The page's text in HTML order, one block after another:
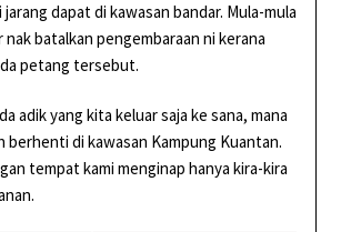
dapat di kawasan bandar. Mula-mula
nak batalkan pengembaraan ni kerana
petang tersebut.
adik yang kita keluar saja ke sana, mana
berhenti di kawasan Kampung Kuantan.
tempat kami menginap hanya kira-kira